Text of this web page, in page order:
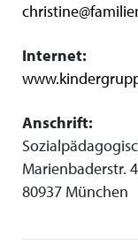
Internet:
Anschrift:
Marienbaderstr. 4
80937 München